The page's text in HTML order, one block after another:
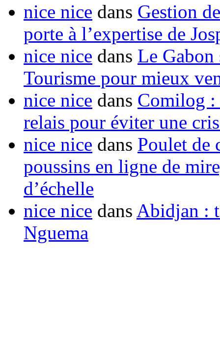
nice nice dans Gestion
porte à l’expertise de
nice nice dans Le Gabon
Tourisme pour mieux
nice nice dans Comilog :
relais pour éviter une
nice nice dans Poulet de
poussins en ligne de
d’échelle
nice nice dans Abidjan :
Nguema